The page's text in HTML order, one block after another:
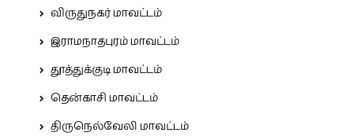
விருதுநகர் மாவட்டம்
இராமநாதபுரம் மாவட்டம்
தூத்துக்குடி மாவட்டம்
தென்காசி மாவட்டம்
திருநெல்வேலி மாவட்டம்